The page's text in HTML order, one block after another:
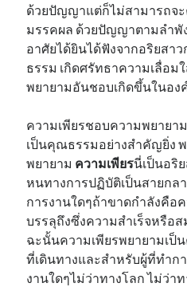
ด้วยปัญญาแต่ก็ไม่สามารถจ
มรรคผล ด้วยปัญญาตามลำพั
อาศัยได้ยินได้ฟังจากอริยสาว
ธรรม เกิดศรัทธาความเลื่อม
พยายามอันชอบเกิดขึ้นในอ
ความเพียรชอบความพยายา
เป็นคุณธรรมอย่างสำคัญยิ่ง
พยายาม ความเพียรนี่เป็นอริ
หนทางการปฏิบัติเป็นสายกล
การงานใดๆถ้าขาดกำลังคือ
บรรลุถึงซึ่งความสำเร็จหรือ
ฉะนั้นความเพียรพยายามเ
ที่เดินทางและสำหรับผู้ที่ทำก
งานใดๆไม่ว่าทางโลก ไม่ว่า